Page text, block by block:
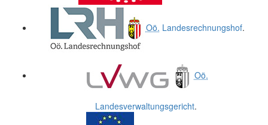
Oö. Landesrechnungshof.
Oö.
Landesverwaltungsgericht.